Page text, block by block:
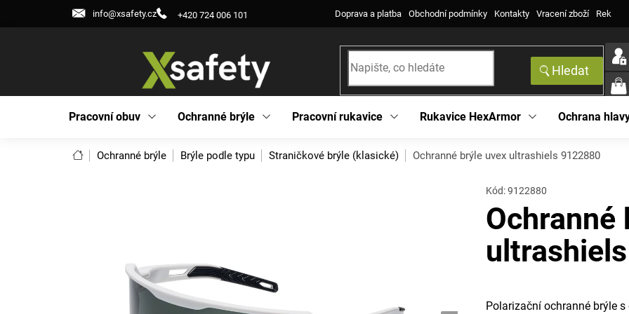
+420 724 006 101
info@xsafety.cz Doprava a platba Obchodní podmínky Kontakty Vracení zboží
Hledat
KOŠÍK
Pracovní obuv Ochranné brýle Pracovní rukavice Rukavice HexArmor Ochrana
DomůOchranné brýle Brýle podle typu Straničkové brýle (klasické) Ochranné brýle uvex ultrashiels 9122880
Ochranné
Kód:9122880
Polarizační ochranné brýle